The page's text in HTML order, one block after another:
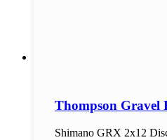
Thompson Gravel
Shimano GRX 2x12